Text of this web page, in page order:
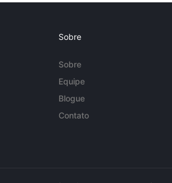
Sobre
Sobre
Equipe
Blogue
Contato